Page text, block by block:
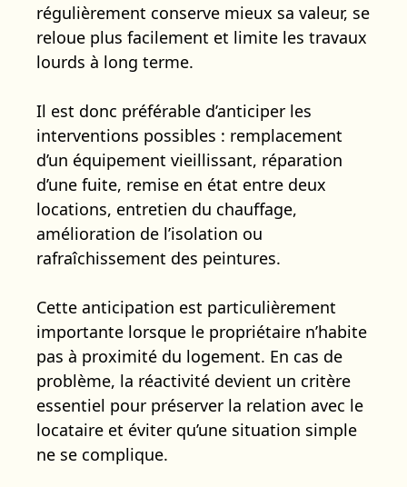
régulièrement conserve mieux sa valeur, se
reloue plus facilement et limite les travaux
lourds à long terme.
Il est donc préférable d’anticiper les
interventions possibles : remplacement
d’un équipement vieillissant, réparation
d’une fuite, remise en état entre deux
locations, entretien du chauffage,
amélioration de l’isolation ou
rafraîchissement des peintures.
Cette anticipation est particulièrement
importante lorsque le propriétaire n’habite
pas à proximité du logement. En cas de
problème, la réactivité devient un critère
essentiel pour préserver la relation avec le
locataire et éviter qu’une situation simple
ne se complique.